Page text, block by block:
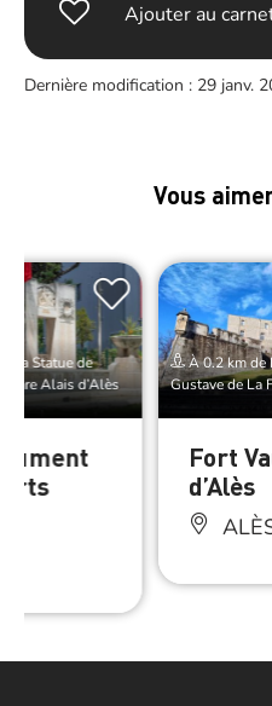
Ajouter au
Dernière modification : 29 janv.
Vous
La Statue de
Fare Alais d’Alès
À 0.2 km de
Gustave de La
Fort
d’Alès